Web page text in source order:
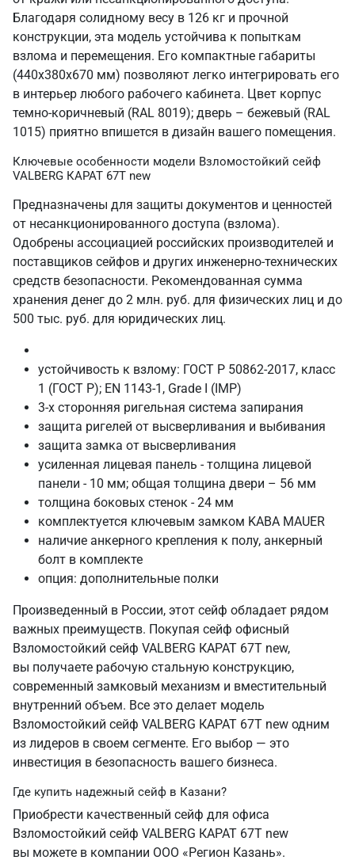
Благодаря солидному весу в 126 кг и прочной
конструкции, эта модель устойчива к попыткам
взлома и перемещения. Его компактные габариты
(440х380х670 мм) позволяют легко интегрировать его
в интерьер любого рабочего кабинета. Цвет корпус
темно-коричневый (RAL 8019); дверь – бежевый (RAL
1015) приятно впишется в дизайн вашего помещения.
Ключевые особенности модели Взломостойкий сейф
VALBERG КАРАТ 67T new
Предназначены для защиты документов и ценностей
от несанкционированного доступа (взлома).
Одобрены ассоциацией российских производителей и
поставщиков сейфов и других инженерно-технических
средств безопасности. Рекомендованная сумма
хранения денег до 2 млн. руб. для физических лиц и до
500 тыс. руб. для юридических лиц.
устойчивость к взлому: ГОСТ Р 50862-2017, класс
1 (ГОСТ Р); EN 1143-1, Grade I (IMP)
3-х сторонняя ригельная система запирания
защита ригелей от высверливания и выбивания
защита замка от высверливания
усиленная лицевая панель - толщина лицевой
панели - 10 мм; общая толщина двери – 56 мм
толщина боковых стенок - 24 мм
комплектуется ключевым замком KABA MAUER
наличие анкерного крепления к полу, анкерный
болт в комплекте
опция: дополнительные полки
Произведенный в России, этот сейф обладает рядом
важных преимуществ. Покупая сейф офисный
Взломостойкий сейф VALBERG КАРАТ 67T new,
вы получаете рабочую стальную конструкцию,
современный замковый механизм и вместительный
внутренний объем. Все это делает модель
Взломостойкий сейф VALBERG КАРАТ 67T new одним
из лидеров в своем сегменте. Его выбор — это
инвестиция в безопасность вашего бизнеса.
Где купить надежный сейф в Казани?
Приобрести качественный сейф для офиса
Взломостойкий сейф VALBERG КАРАТ 67T new
вы можете в компании ООО «Регион Казань».